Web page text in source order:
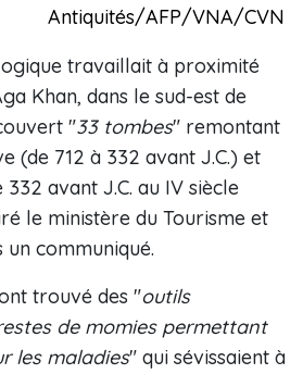
Antiquités/AFP/VNA/CVN
travaillait à proximité
Khan, dans le sud-est de
"33 tombes" remontant
(de 712 à 332 avant J.C.) et
avant J.C. au IV siècle
le ministère du Tourisme et
un communiqué.
trouvé des "outils
de momies permettant
les maladies" qui sévissaient à